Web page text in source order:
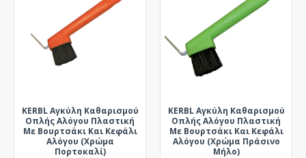
KERBL Αγκύλη Καθαρισμού
Οπλής Αλόγου Πλαστική
Με Βουρτσάκι Και Κεφάλι
Αλόγου (Χρώμα
Πορτοκαλί)
KERBL Αγκύλη Καθαρισμού
Οπλής Αλόγου Πλαστική
Με Βουρτσάκι Και Κεφάλι
Αλόγου (Χρώμα Πράσινο
Μήλο)